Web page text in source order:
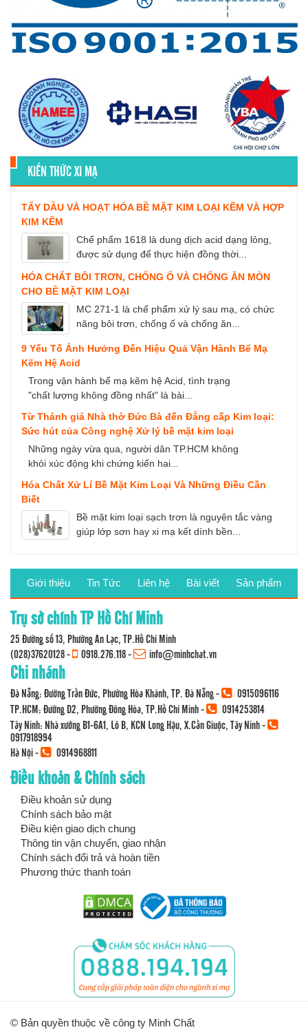
KIẾN THỨC XI MẠ
TẨY DẦU VÀ HOẠT HÓA BỀ MẶT KIM LOẠI KẼM VÀ HỢP
KIM KẼM
Chế phẩm 1618 là dung dịch acid dạng lỏng,
được sử dụng để thực hiện đồng thời...
HÓA CHẤT BÔI TRƠN, CHỐNG Ố VÀ CHỐNG ĂN MÒN
CHO BỀ MẶT KIM LOẠI
MC 271-1 là chế phẩm xử lý sau mạ, có chức
năng bôi trơn, chống ố và chống ăn...
9 Yếu Tố Ảnh Hưởng Đến Hiệu Quả Vận Hành Bể Mạ
Kẽm Hệ Acid
Trong vận hành bể mạ kẽm hệ Acid, tình trạng
"chất lượng không đồng nhất" là bài...
Từ Thánh giá Nhà thờ Đức Bà đến Đẳng cấp Kim loại:
Sức hút của Công nghệ Xử lý bề mặt kim loại
Những ngày vừa qua, người dân TP.HCM không
khỏi xúc động khi chứng kiến hai...
Hóa Chất Xử Lí Bề Mặt Kim Loại Và Những Điều Cần
Biết
Bề mặt kim loại sạch trơn là nguyên tắc vàng
giúp lớp sơn hay xi mạ kết dính bền...
Giới thiệu Tin Tức Liên hệ Bài viết Sản phẩm
Trụ sở chính TP Hồ Chí Minh
25 Đường số 13, Phường An Lạc, TP.Hồ Chí Minh
(028)37620128- 0918.276.118- info@minhchat.vn
Chi nhánh
Đà Nẵng: Đường Trần Đức, Phường Hòa Khánh, TP. Đà Nẵng -
0915096116
TP.HCM: Đường D2, Phường Đông Hòa, TP.Hồ Chí Minh -
0914253814
Tây Ninh: Nhà xưởng B1-6A1, Lô B, KCN Long Hậu, X.Cần Giuộc, Tây Ninh -
0917918994
Hà Nội -
0914968811
Điều khoản & Chính sách
Điều khoản sử dụng
Chính sách bảo mật
Điều kiện giao dịch chung
Thông tin vận chuyển, giao nhận
Chính sách đổi trả và hoàn tiền
Phương thức thanh toán
© Bản quyền thuộc về công ty Minh Chất